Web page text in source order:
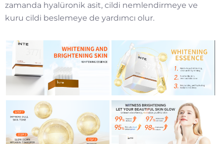
zamanda hyalüronik asit, cildi nemlendirmeye ve
kuru cildi beslemeye de yardımcı olur.